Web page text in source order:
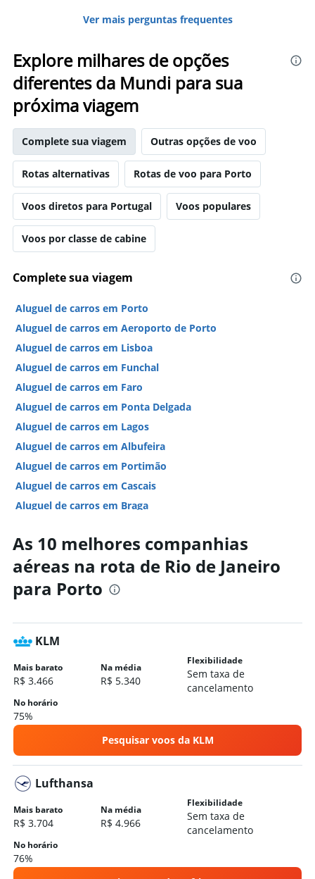
Ver mais perguntas frequentes
Explore milhares de opções
diferentes da Mundi para sua
próxima viagem
Complete sua viagem Outras opções de voo
Rotas alternativas Rotas de voo para Porto
Voos diretos para Portugal Voos populares
Voos por classe de cabine
Complete sua viagem
Aluguel de carros em Porto
Aluguel de carros em Aeroporto de Porto
Aluguel de carros em Lisboa
Aluguel de carros em Funchal
Aluguel de carros em Faro
Aluguel de carros em Ponta Delgada
Aluguel de carros em Lagos
Aluguel de carros em Albufeira
Aluguel de carros em Portimão
Aluguel de carros em Cascais
Aluguel de carros em Braga
Hotéis em Porto
Hotéis em Lisboa
Hotéis em Albufeira
Hotéis em Ponta Delgada
Hotéis em Lagos
Hotéis em Cascais
Hotéis em Faro
Hotéis em Portimão
Hotéis em Tavira
Hotéis em Vila Nova de Gaia
As 10 melhores companhias
aéreas na rota de Rio de Janeiro
para Porto
KLM
Mais barato
R$ 3.466
Na média
R$ 5.340
Flexibilidade
Sem taxa de
cancelamento
No horário
75%
Pesquisar voos da KLM
Lufthansa
Mais barato
R$ 3.704
Na média
R$ 4.966
Flexibilidade
Sem taxa de
cancelamento
No horário
76%